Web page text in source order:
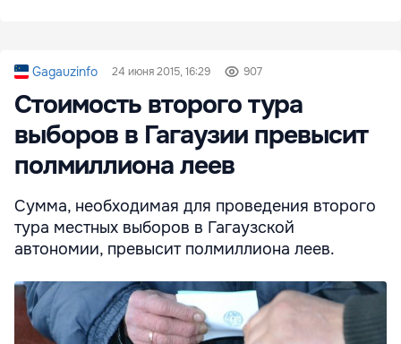
Gagauzinfo 24 июня 2015, 16:29 907
Стоимость второго тура
выборов в Гагаузии превысит
полмиллиона леев
Сумма, необходимая для проведения второго
тура местных выборов в Гагаузской
автономии, превысит полмиллиона леев.